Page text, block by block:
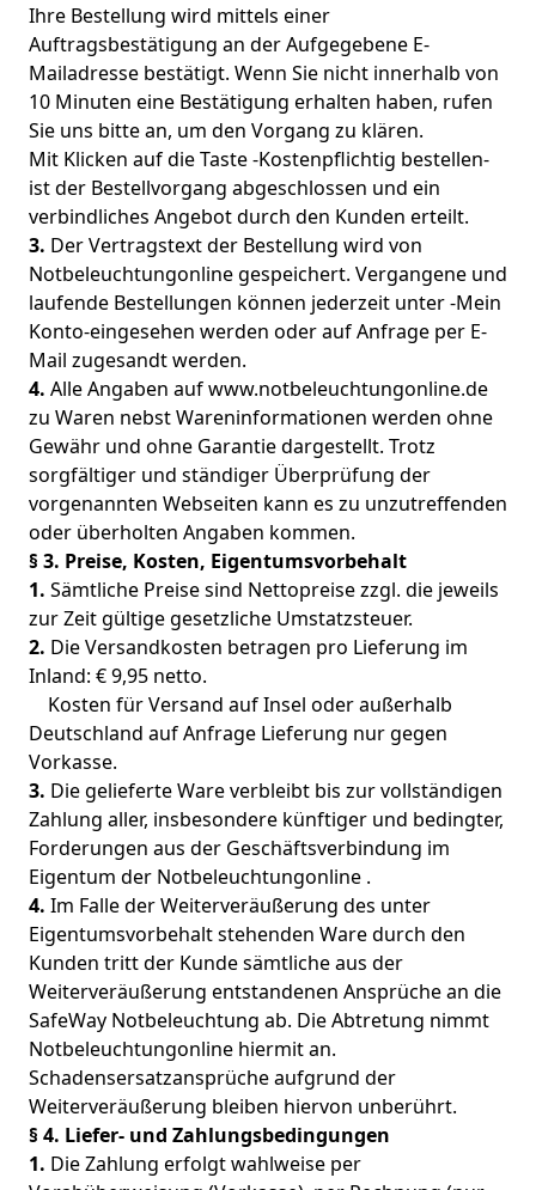
Ihre Bestellung wird mittels einer
Auftragsbestätigung an der Aufgegebene E-
Mailadresse bestätigt. Wenn Sie nicht innerhalb von
10 Minuten eine Bestätigung erhalten haben, rufen
Sie uns bitte an, um den Vorgang zu klären.
Mit Klicken auf die Taste -Kostenpflichtig bestellen-
ist der Bestellvorgang abgeschlossen und ein
verbindliches Angebot durch den Kunden erteilt.
3. Der Vertragstext der Bestellung wird von
Notbeleuchtungonline gespeichert. Vergangene und
laufende Bestellungen können jederzeit unter -Mein
Konto-eingesehen werden oder auf Anfrage per E-
Mail zugesandt werden.
4. Alle Angaben auf www.notbeleuchtungonline.de
zu Waren nebst Wareninformationen werden ohne
Gewähr und ohne Garantie dargestellt. Trotz
sorgfältiger und ständiger Überprüfung der
vorgenannten Webseiten kann es zu unzutreffenden
oder überholten Angaben kommen.
§ 3. Preise, Kosten, Eigentumsvorbehalt
1. Sämtliche Preise sind Nettopreise zzgl. die jeweils
zur Zeit gültige gesetzliche Umstatzsteuer.
2. Die Versandkosten betragen pro Lieferung im
Inland: € 9,95 netto.
Kosten für Versand auf Insel oder außerhalb
Deutschland auf Anfrage Lieferung nur gegen
Vorkasse.
3. Die gelieferte Ware verbleibt bis zur vollständigen
Zahlung aller, insbesondere künftiger und bedingter,
Forderungen aus der Geschäftsverbindung im
Eigentum der Notbeleuchtungonline .
4. Im Falle der Weiterveräußerung des unter
Eigentumsvorbehalt stehenden Ware durch den
Kunden tritt der Kunde sämtliche aus der
Weiterveräußerung entstandenen Ansprüche an die
SafeWay Notbeleuchtung ab. Die Abtretung nimmt
Notbeleuchtungonline hiermit an.
Schadensersatzansprüche aufgrund der
Weiterveräußerung bleiben hiervon unberührt.
§ 4. Liefer- und Zahlungsbedingungen
1. Die Zahlung erfolgt wahlweise per